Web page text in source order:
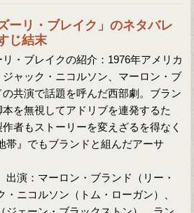
ーリ・ブレイク」のネタバレ
じ結末
リ・ブレイクの紹介：1976年アメリカ
ジャック・ニコルソン、マーロン・ブ
の共演で話題を呼んだ西部劇。ブラン
本を無視してアドリブを連発するた
作者もストーリーを変えざるを得なく
帯』でもブランドと組んだアーサ
演：マーロン・ブランド（リー・
・ニコルソン（トム・ローガン）、